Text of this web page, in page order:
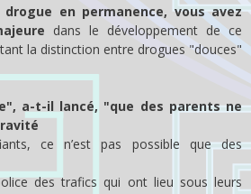
en permanence, vous avez
dans le développement de ce
la distinction entre drogues "douces"
a-t-il lancé, "que des parents ne
ce n’est pas possible que des
des trafics qui ont lieu sous leurs